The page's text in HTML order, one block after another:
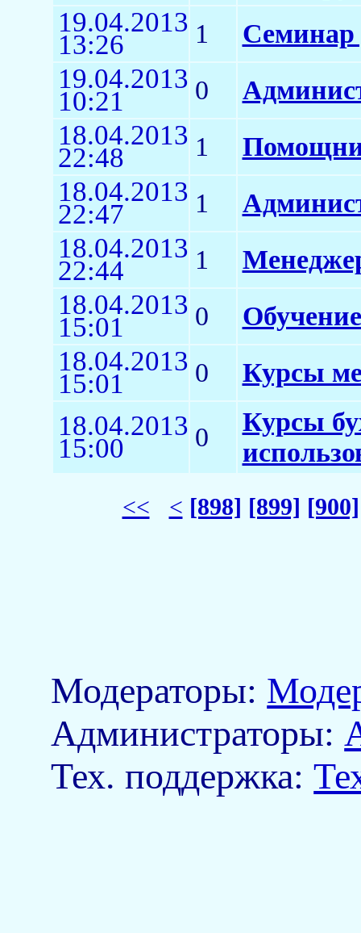
19.04.2013
13:26 1 Семинар
19.04.2013
10:21 0
18.04.2013
22:48 1
18.04.2013
22:47 1
18.04.2013
22:44 1
18.04.2013
15:01 0
18.04.2013
15:01 0 Курсы
18.04.2013
15:00 0
Курсы
<< < [898] [899] [900]
Модераторы:
Aдминистраторы:
Тех. поддержка: